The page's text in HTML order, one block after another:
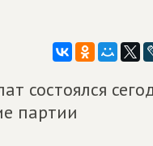
состоялся
партии